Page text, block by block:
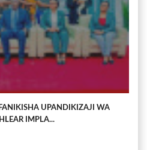
UPANDIKIZAJI WA
IMPLA...